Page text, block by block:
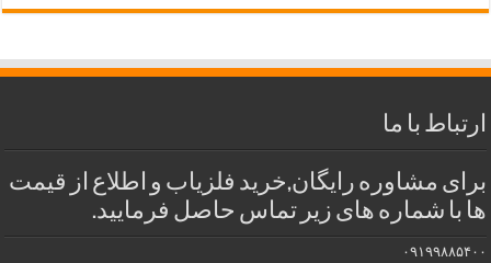
ارتباط با ما
برای مشاوره رایگان,خرید فلزیاب و اطلاع از قیمت
ها با شماره های زیر تماس حاصل فرمایید.
۰۹۱۹۹۸۸۵۴۰۰